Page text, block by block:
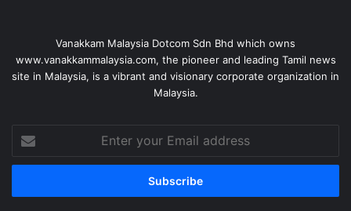
Vanakkam Malaysia Dotcom Sdn Bhd which owns
www.vanakkammalaysia.com, the pioneer and leading Tamil news
site in Malaysia, is a vibrant and visionary corporate organization in
Malaysia.
your
Email